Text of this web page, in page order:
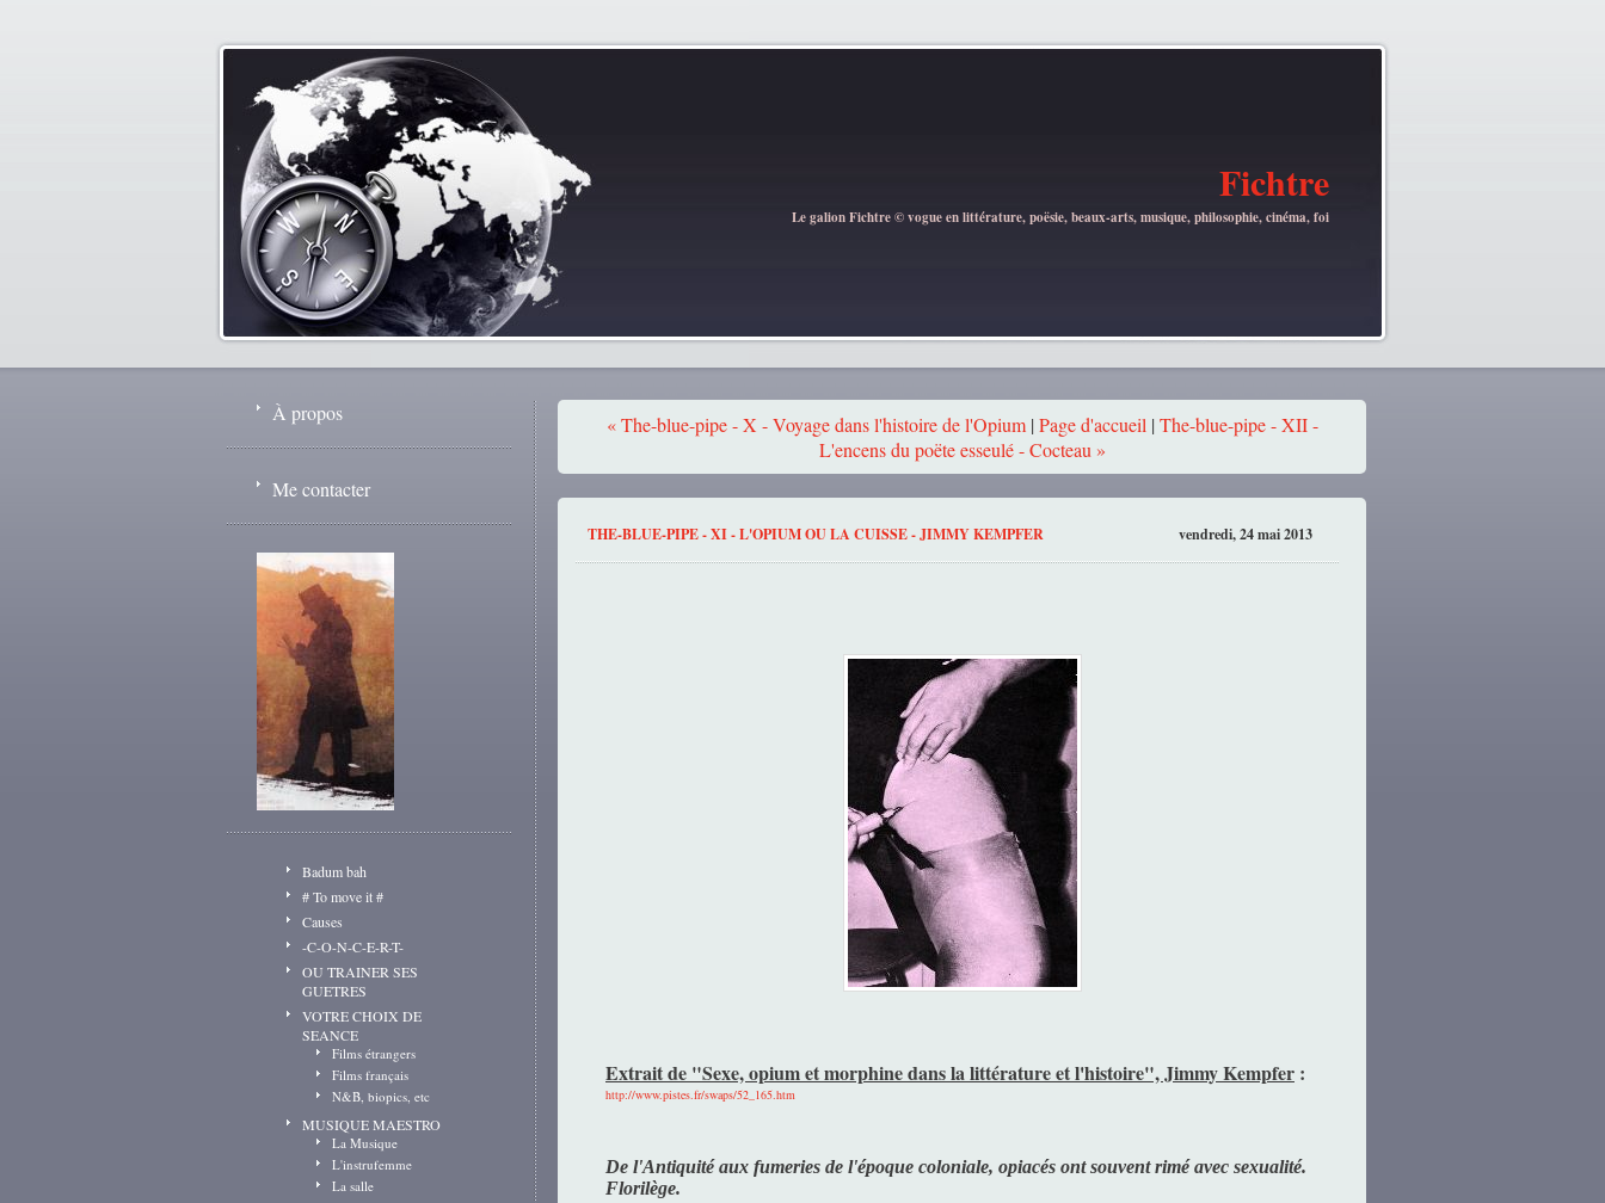
Fichtre
Le galion Fichtre © vogue en littérature, poësie, beaux-arts, musique, philosophie, cinéma, foi
À propos
Me contacter
Badum bah
# To move it #
Causes
-C-O-N-C-E-R-T-
OU TRAINER SES
GUETRES
VOTRE CHOIX DE
SEANCE
Films étrangers
Films français
N&B, biopics, etc
MUSIQUE MAESTRO
La Musique
L'instrufemme
La salle
« The-blue-pipe - X - Voyage dans l'histoire de l'Opium| Page d'accueil | The-blue-pipe - XII -
L'encens du poëte esseulé - Cocteau »
vendredi, 24 mai 2013
THE-BLUE-PIPE - XI - L'OPIUM OU LA CUISSE - JIMMY KEMPFER
Extrait de "Sexe, opium et morphine dans la littérature et l'histoire", Jimmy Kempfer :
http://www.pistes.fr/swaps/52_165.htm
De l'Antiquité aux fumeries de l'époque coloniale, opiacés ont souvent rimé avec sexualité.
Florilège.